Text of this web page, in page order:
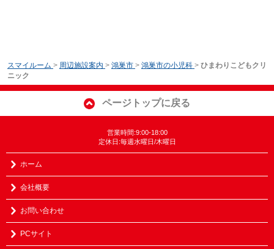
スマイルーム > 周辺施設案内 > 鴻巣市 > 鴻巣市の小児科 > ひまわりこどもクリ
ニック
ページトップに戻る
営業時間:9:00-18:00
定休日:毎週水曜日/木曜日
ホーム
会社概要
お問い合わせ
PCサイト